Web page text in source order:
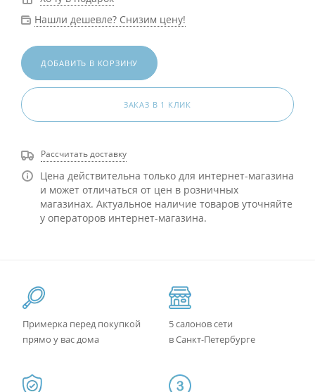
Нашли дешевле? Снизим цену!
ДОБАВИТЬ В КОРЗИНУ
ЗАКАЗ В 1 КЛИК
Рассчитать доставку
Цена действительна только для интернет-магазина
и может отличаться от цен в розничных
магазинах. Актуальное наличие товаров уточняйте
у операторов интернет-магазина.
Примерка перед покупкой
прямо у вас дома
5 салонов сети
в Санкт-Петербурге